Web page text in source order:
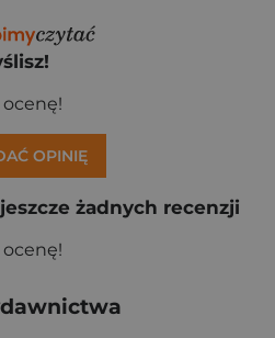
OPINIĘ
żadnych recenzji